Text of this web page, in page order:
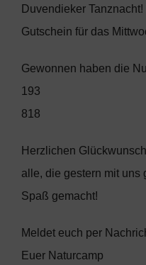
Duvendieker
Gutschein für das
Gewonnen haben die
193
818
Herzlichen
alle, die gestern mit uns
Spaß gemacht!
Meldet euch per
Euer Naturcamp